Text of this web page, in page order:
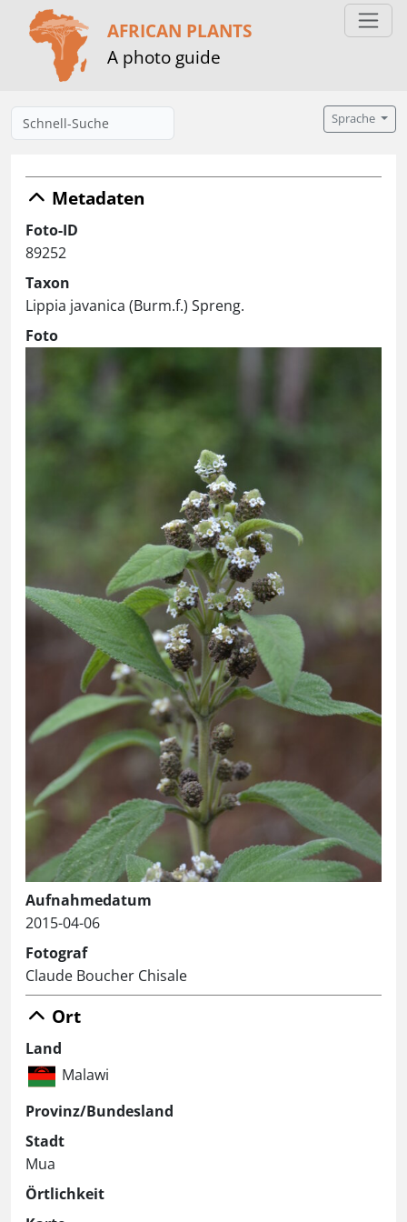
AFRICAN PLANTS
A photo guide
Sprache
Metadaten
Foto-ID
89252
Taxon
Lippia javanica (Burm.f.) Spreng.
Foto
Aufnahmedatum
2015-04-06
Fotograf
Claude Boucher Chisale
Ort
Land
Malawi
Provinz/Bundesland
Stadt
Mua
Örtlichkeit